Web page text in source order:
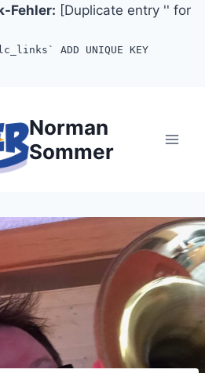
Fehler: [Duplicate entry '' for
ADD UNIQUE KEY
Norman
Sommer